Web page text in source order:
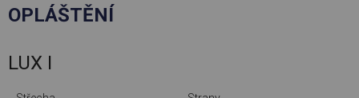
OPLÁŠTĚNÍ
LUX I